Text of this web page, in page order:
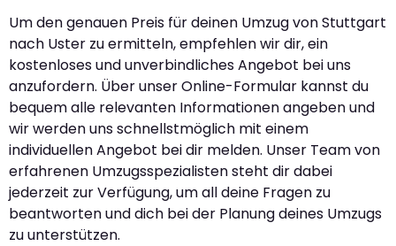
Um den genauen Preis für deinen Umzug von Stuttgart
nach Uster zu ermitteln, empfehlen wir dir, ein
kostenloses und unverbindliches Angebot bei uns
anzufordern. Über unser Online-Formular kannst du
bequem alle relevanten Informationen angeben und
wir werden uns schnellstmöglich mit einem
individuellen Angebot bei dir melden. Unser Team von
erfahrenen Umzugsspezialisten steht dir dabei
jederzeit zur Verfügung, um all deine Fragen zu
beantworten und dich bei der Planung deines Umzugs
zu unterstützen.